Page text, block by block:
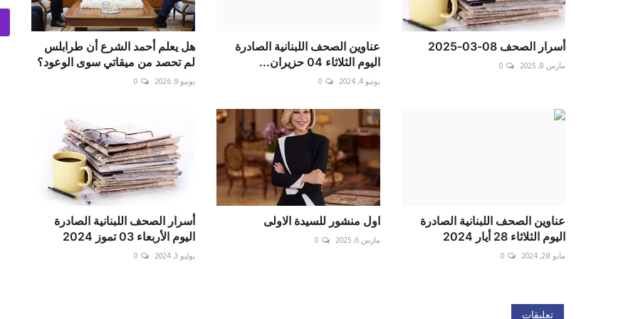
أسرار الصحف 08-03-2025
مارس 8, 2025 0
عناوين الصحف اللبنانية الصادرة
اليوم الثلاثاء 04 حزيران...
يونيو 4, 2024 0
هل يعلم أحمد الشرع أن طرابلس
لم تحصد من ميقاتي سوى الوعود؟
يونيو 9, 2026 0
عناوين الصحف اللبنانية الصادرة
اليوم الثلاثاء 28 أيار 2024
مايو 28, 2024 0
اول منشور للسيدة الاولى
مارس 6, 2025 0
أسرار الصحف اللبنانية الصادرة
اليوم الأربعاء 03 تموز 2024
يوليو 3, 2024 0